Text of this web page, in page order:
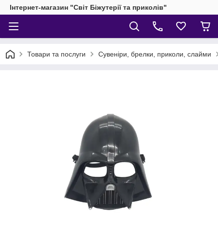
Інтернет-магазин "Світ Біжутерії та приколів"
Товари та послуги Сувеніри, брелки, приколи, слайми